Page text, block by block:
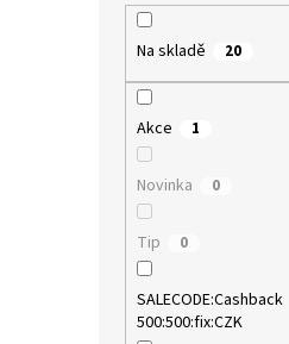
Na skladě 20
Akce 1
Novinka 0
Tip 0
SALECODE:Cashback
500:500:fix:CZK